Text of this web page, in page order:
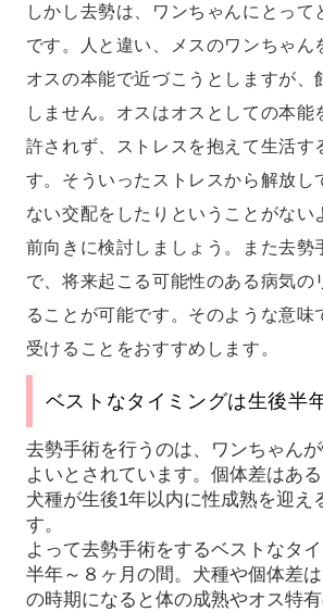
しかし去勢は、ワンちゃんにとって
です。人と違い、メスのワンちゃん
オスの本能で近づこうとしますが、
しません。オスはオスとしての本能
許されず、ストレスを抱えて生活す
す。そういったストレスから解放し
ない交配をしたりということがない
前向きに検討しましょう。また去勢
で、将来起こる可能性のある病気の
ることが可能です。そのような意味
受けることをおすすめします。
ベストなタイミングは生後半
去勢手術を行うのは、ワンちゃん
よいとされています。個体差はあ
犬種が生後1年以内に性成熟を迎え
す。
よって去勢手術をするベストなタ
半年～８ヶ月の間。犬種や個体差
の時期になると体の成熟やオス特